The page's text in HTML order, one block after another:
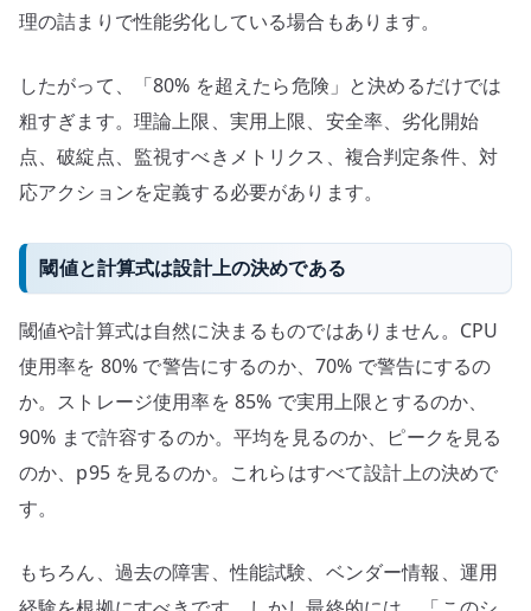
理の詰まりで性能劣化している場合もあります。
したがって、「80% を超えたら危険」と決めるだけでは
粗すぎます。理論上限、実用上限、安全率、劣化開始
点、破綻点、監視すべきメトリクス、複合判定条件、対
応アクションを定義する必要があります。
閾値と計算式は設計上の決めである
閾値や計算式は自然に決まるものではありません。CPU
使用率を 80% で警告にするのか、70% で警告にするの
か。ストレージ使用率を 85% で実用上限とするのか、
90% まで許容するのか。平均を見るのか、ピークを見る
のか、p95 を見るのか。これらはすべて設計上の決めで
す。
もちろん、過去の障害、性能試験、ベンダー情報、運用